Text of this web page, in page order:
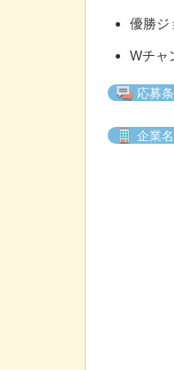
優勝ジ
Wチャ
応募条
企業名